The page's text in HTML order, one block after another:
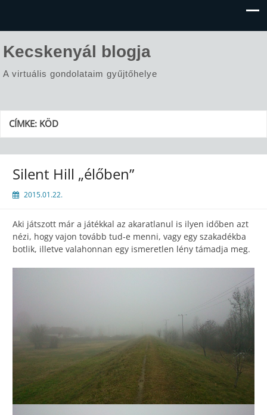
Kecskenyál blogja
A virtuális gondolataim gyűjtőhelye
CÍMKE: KÖD
Silent Hill „élőben”
2015.01.22.
Aki játszott már a játékkal az akaratlanul is ilyen időben azt
nézi, hogy vajon tovább tud-e menni, vagy egy szakadékba
botlik, illetve valahonnan egy ismeretlen lény támadja meg.